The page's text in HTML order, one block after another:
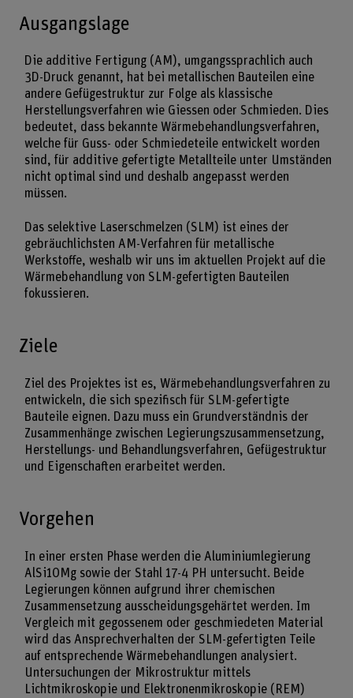
Ausgangslage
Die additive Fertigung (AM), umgangssprachlich auch
3D-Druck genannt, hat bei metallischen Bauteilen eine
andere Gefügestruktur zur Folge als klassische
Herstellungsverfahren wie Giessen oder Schmieden. Dies
bedeutet, dass bekannte Wärmebehandlungsverfahren,
welche für Guss- oder Schmiedeteile entwickelt worden
sind, für additive gefertigte Metallteile unter Umständen
nicht optimal sind und deshalb angepasst werden
müssen.
Das selektive Laserschmelzen (SLM) ist eines der
gebräuchlichsten AM-Verfahren für metallische
Werkstoffe, weshalb wir uns im aktuellen Projekt auf die
Wärmebehandlung von SLM-gefertigten Bauteilen
fokussieren.
Ziele
Ziel des Projektes ist es, Wärmebehandlungsverfahren zu
entwickeln, die sich spezifisch für SLM-gefertigte
Bauteile eignen. Dazu muss ein Grundverständnis der
Zusammenhänge zwischen Legierungszusammensetzung,
Herstellungs- und Behandlungsverfahren, Gefügestruktur
und Eigenschaften erarbeitet werden.
Vorgehen
In einer ersten Phase werden die Aluminiumlegierung
AlSi10Mg sowie der Stahl 17-4 PH untersucht. Beide
Legierungen können aufgrund ihrer chemischen
Zusammensetzung ausscheidungsgehärtet werden. Im
Vergleich mit gegossenem oder geschmiedeten Material
wird das Ansprechverhalten der SLM-gefertigten Teile
auf entsprechende Wärmebehandlungen analysiert.
Untersuchungen der Mikrostruktur mittels
Lichtmikroskopie und Elektronenmikroskopie (REM)